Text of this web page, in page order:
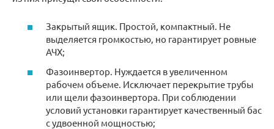
Закрытый ящик. Простой, компактный. Не
выделяется громкостью, но гарантирует ровные
АЧХ;
Фазоинвертор. Нуждается в увеличенном
рабочем объеме. Исключает перекрытие трубы
или щели фазоинвертора. При соблюдении
условий установки гарантирует качественный бас
с удвоенной мощностью;